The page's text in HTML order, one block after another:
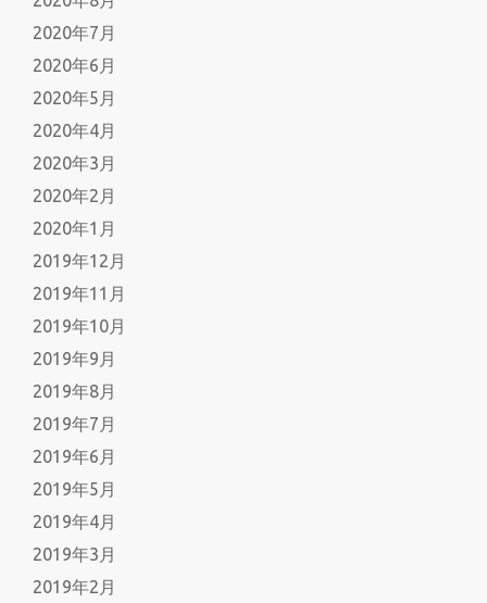
2020年7月
2020年6月
2020年5月
2020年4月
2020年3月
2020年2月
2020年1月
2019年12月
2019年11月
2019年10月
2019年9月
2019年8月
2019年7月
2019年6月
2019年5月
2019年4月
2019年3月
2019年2月